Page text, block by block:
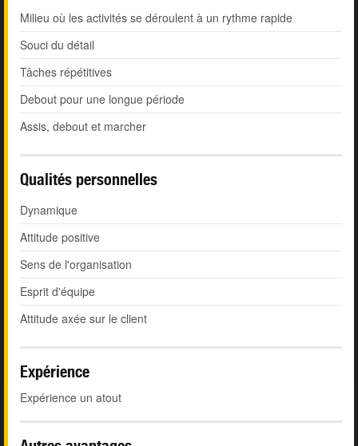
Milieu où les activités se déroulent à un rythme rapide
Souci du détail
Tâches répétitives
Debout pour une longue période
Assis, debout et marcher
Qualités personnelles
Dynamique
Attitude positive
Sens de l'organisation
Esprit d'équipe
Attitude axée sur le client
Expérience
Expérience un atout